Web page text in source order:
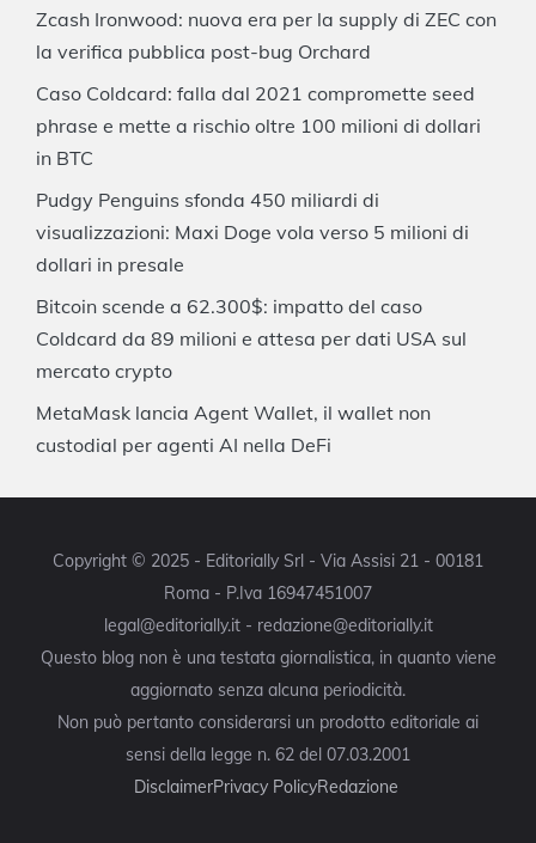
Zcash Ironwood: nuova era per la supply di ZEC con
la verifica pubblica post-bug Orchard
Caso Coldcard: falla dal 2021 compromette seed
phrase e mette a rischio oltre 100 milioni di dollari
in BTC
Pudgy Penguins sfonda 450 miliardi di
visualizzazioni: Maxi Doge vola verso 5 milioni di
dollari in presale
Bitcoin scende a 62.300$: impatto del caso
Coldcard da 89 milioni e attesa per dati USA sul
mercato crypto
MetaMask lancia Agent Wallet, il wallet non
custodial per agenti AI nella DeFi
Copyright © 2025 - Editorially Srl - Via Assisi 21 - 00181
Roma - P.Iva 16947451007
legal@editorially.it - redazione@editorially.it
Questo blog non è una testata giornalistica, in quanto viene
aggiornato senza alcuna periodicità.
Non può pertanto considerarsi un prodotto editoriale ai
sensi della legge n. 62 del 07.03.2001
DisclaimerPrivacy PolicyRedazione